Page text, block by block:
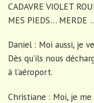
CADAVRE VIOLET
MES PIEDS… MERDE
Daniel : Moi aussi, je
Dès qu’ils nous
à l’aéroport.
Christiane : Moi, je